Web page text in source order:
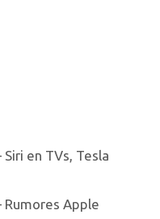
en TVs, Tesla
Apple